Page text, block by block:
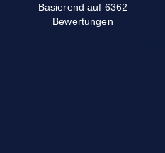
Basierend auf 6362
Bewertungen